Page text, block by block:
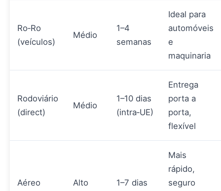
Ro‑Ro
(veículos)
Médio
1–4
semanas
Ideal para
automóveis
e
maquinaria
Rodoviário
(direct)
Médio
1–10 dias
(intra‑UE)
Entrega
porta a
porta,
flexível
Aéreo Alto 1–7 dias
Mais
rápido,
seguro